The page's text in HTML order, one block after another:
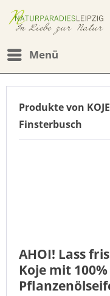
Menü
Produkte von
Finsterbusch
AHOI! Lass
Koje mit